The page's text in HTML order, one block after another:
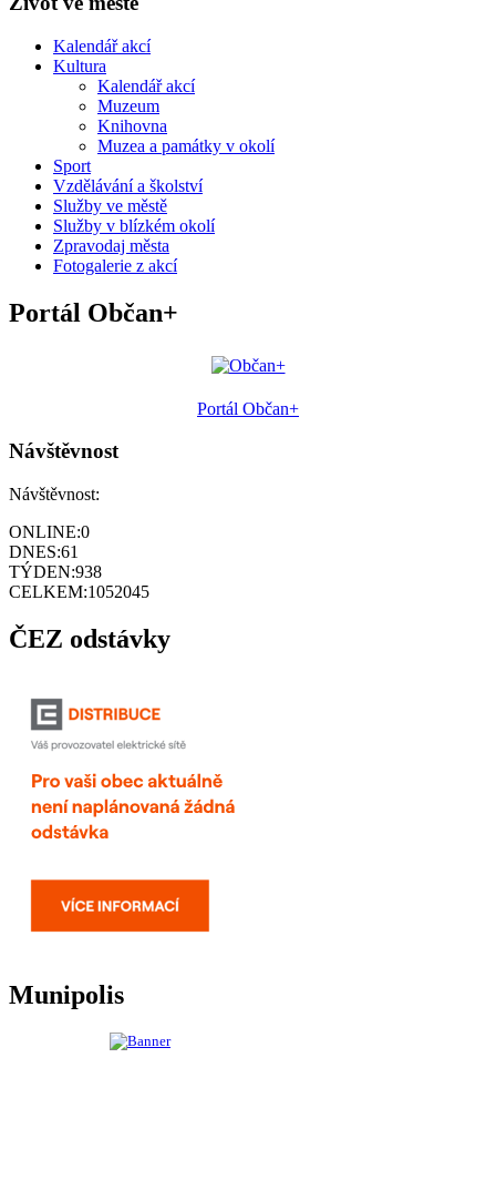
Kalendář akcí
Kultura
Kalendář akcí
Muzeum
Knihovna
Muzea a památky v okolí
Sport
Vzdělávání a školství
Služby ve městě
Služby v blízkém okolí
Zpravodaj města
Fotogalerie z akcí
Portál Občan+
Portál Občan+
Návštěvnost
Návštěvnost:
ONLINE:0
DNES:61
TÝDEN:938
CELKEM:1052045
ČEZ odstávky
Munipolis